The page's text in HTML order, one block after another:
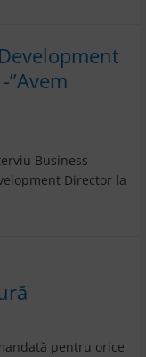
Business
Director la
pentru orice